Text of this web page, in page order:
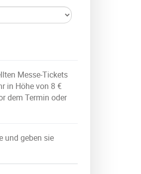
Messe-Tickets
in Höhe von 8 €
dem Termin oder
und geben sie